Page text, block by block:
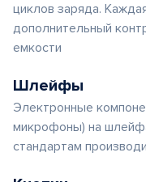
циклов заряда.
дополнительный
емкости
Шлейфы
Электронные
микрофоны) на
стандартам